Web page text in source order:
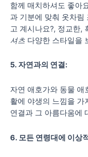
함께 매치하셔도 좋아
과 기분에 맞춰 옷차림
고 계시나요?, 정교한,
셔츠 다양한 스타일을
5. 자연과의 연결:
자연 애호가와 동물 애
활에 야생의 느낌을 가
연결과 그 아름다움에
6. 모든 연령대에 이상